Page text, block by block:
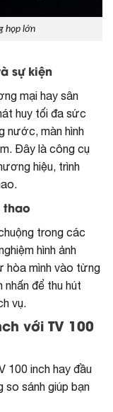
họp lớn
sự kiện
mại hay sân
huy tối đa sức
nước, màn hình
Đây là công cụ
hiệu, trình
thao
trong các
hình ảnh
hòa mình vào từng
nhấn để thu hút
vụ.
với TV 100
100 inch hay đầu
so sánh giúp bạn